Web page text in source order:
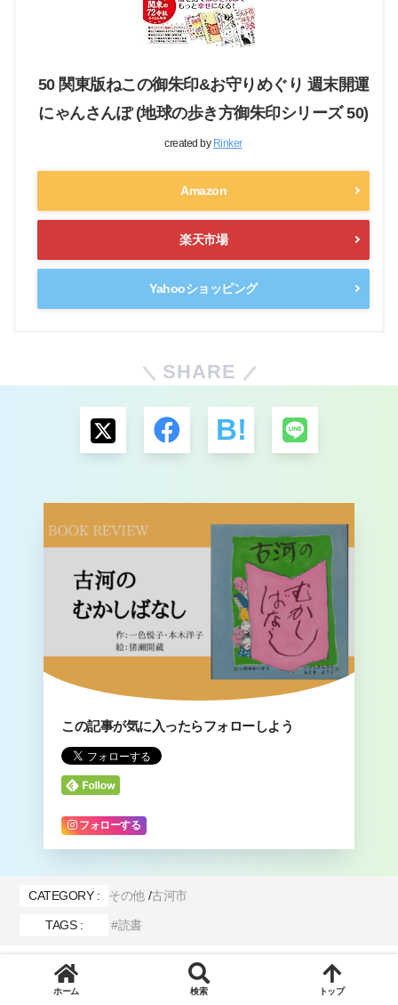
50 関東版ねこの御朱印&お守りめぐり 週末開運
にゃんさんぽ (地球の歩き方御朱印シリーズ 50)
created by Rinker
Amazon
楽天市場
Yahooショッピング
SHARE
この記事が気に入ったらフォローしよう
フォローする
CATEGORY : その他 古河市
TAGS : 読書
関連記事
ホーム 検索 トップ